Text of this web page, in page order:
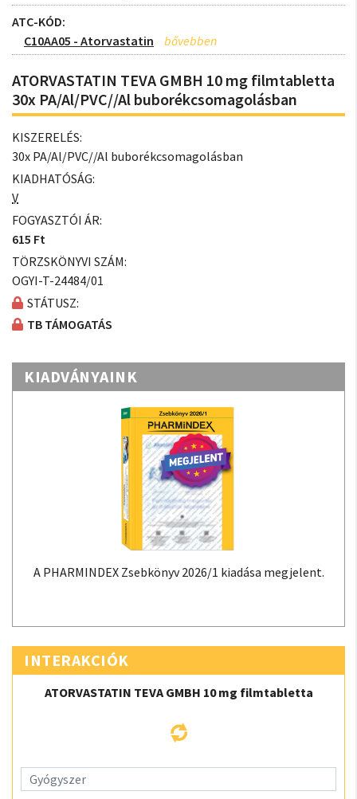
ATC-KÓD:
C10AA05 - Atorvastatin
ATORVASTATIN TEVA GMBH 10 mg filmtabletta
30x PA/Al/PVC//Al buborékcsomagolásban
KISZERELÉS:
30x PA/Al/PVC//Al buborékcsomagolásban
KIADHATÓSÁG:
V
FOGYASZTÓI ÁR:
615 Ft
TÖRZSKÖNYVI SZÁM:
OGYI-T-24484/01
STÁTUSZ:
TB TÁMOGATÁS
KIADVÁNYAINK
A PHARMINDEX Zsebkönyv 2026/1 kiadása megjelent.
INTERAKCIÓK
ATORVASTATIN TEVA GMBH 10 mg filmtabletta